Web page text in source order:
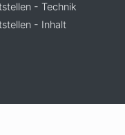
- Technik
- Inhalt